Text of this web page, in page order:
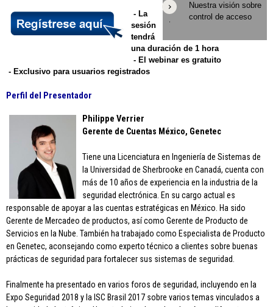
Nuestra visión sobre
control de acceso
- La
sesión
tendrá
una duración de 1 hora
- El webinar es gratuito
- Exclusivo para usuarios registrados
Perfil del Presentador
Philippe Verrier
Gerente de Cuentas México, Genetec
Tiene una Licenciatura en Ingeniería de Sistemas de
la Universidad de Sherbrooke en Canadá, cuenta con
más de 10 años de experiencia en la industria de la
seguridad electrónica. En su cargo actual es
responsable de apoyar a las cuentas estratégicas en México. Ha sido
Gerente de Mercadeo de productos, así como Gerente de Producto de
Servicios en la Nube. También ha trabajado como Especialista de Producto
en Genetec, aconsejando como experto técnico a clientes sobre buenas
prácticas de seguridad para fortalecer sus sistemas de seguridad.
Finalmente ha presentado en varios foros de seguridad, incluyendo en la
Expo Seguridad 2018 y la ISC Brasil 2017 sobre varios temas vinculados a